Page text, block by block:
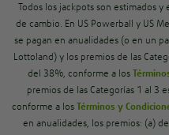
Todos los jackpots son estimados
de cambio. En US Powerball y US
se pagan en anualidades (o en un
Lottoland) y los premios de las
del 38%, conforme a los
premios de las Categorías 1 al 3
conforme a losTérminos y
en anualidades, los premios: (a)